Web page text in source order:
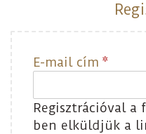
E-mail cím *
Regisztrációval
ben elküldjük a